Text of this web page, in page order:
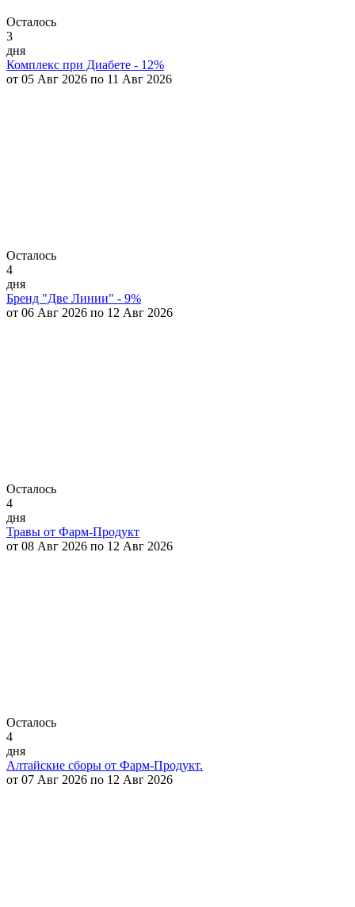
Осталось
3
дня
Комплекс при Диабете - 12%
от 05 Авг 2026 по 11 Авг 2026
Осталось
4
дня
Бренд "Две Линии" - 9%
от 06 Авг 2026 по 12 Авг 2026
Осталось
4
дня
Травы от Фарм-Продукт
от 08 Авг 2026 по 12 Авг 2026
Осталось
4
дня
Алтайские сборы от Фарм-Продукт.
от 07 Авг 2026 по 12 Авг 2026